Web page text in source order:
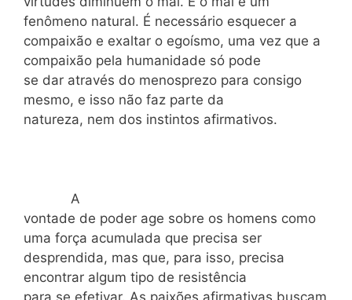
fenômeno natural. É necessário esquecer a
compaixão e exaltar o egoísmo, uma vez que a
compaixão pela humanidade só pode
se dar através do menosprezo para consigo
mesmo, e isso não faz parte da
natureza, nem dos instintos afirmativos.
A
vontade de poder age sobre os homens como
uma força acumulada que precisa ser
desprendida, mas que, para isso, precisa
encontrar algum tipo de resistência
para se efetivar. As paixões afirmativas buscam